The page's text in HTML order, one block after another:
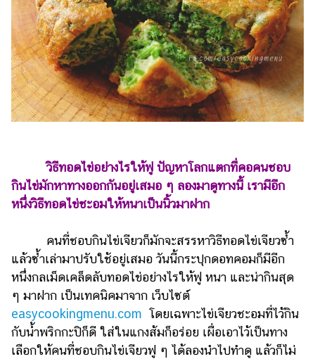
หญิง
ผู้ชาย
สุขภาพ
ท่อง
อาหาร
ง่ายๆ
รถยนต์
บ้าน
และ
การ
ตกแต่ง
วิธีทอดไข่อย่างไรให้ฟู ปัญหาโลกแตกที่คอคนชอบ
กินไข่มักหาทางออกกันอยู่เสมอ ๆ ลองมาดูทางนี้ เรามีอีก
หนึ่งวิธีทอดไข่ชะอมให้หนาเป็นนิ้วมาฝาก
คนที่ชอบกินไข่เจียวก็มักจะสรรหาวิธีทอดไข่เจียวซ้ำ
แล้วซ้ำเล่ามาปรับใช้อยู่เสมอ วันนี้กระปุกดอทคอมก็มีอีก
หนึ่งกลเม็ดเคล็ดลับทอดไข่อย่างไรให้ฟู หนา และน่ากินสุด
ๆ มาฝาก เป็นเทคนิคมาจาก เว็บไซต์
easycookingmenu.com โดยเฉพาะไข่เจียวชะอมที่ไว้กิน
กับน้ำพริกกะปิก็ดี ใส่ในแกงส้มก็อร่อย เผื่อเอาไว้เป็นทาง
เลือกให้คนที่ชอบกินไข่เจียวฟู ๆ ได้ลองนำไปทำดู แล้วก็ไม่